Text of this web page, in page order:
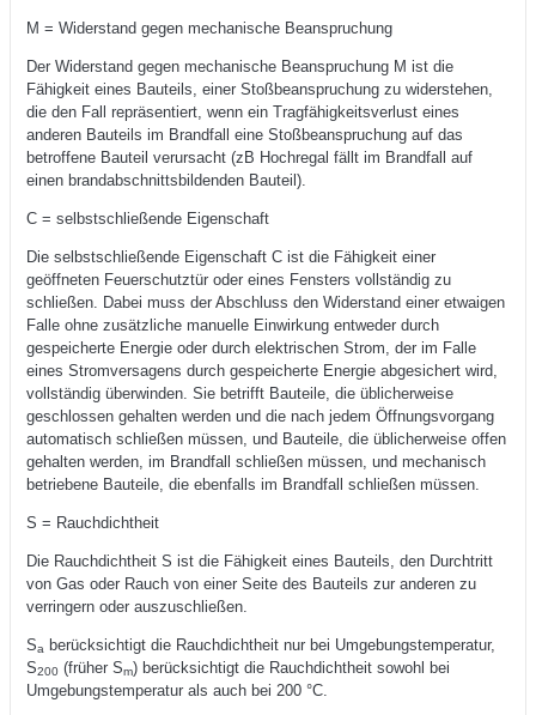
M = Widerstand gegen mechanische Beanspruchung
Der Widerstand gegen mechanische Beanspruchung M ist die
Fähigkeit eines Bauteils, einer Stoßbeanspruchung zu widerstehen,
die den Fall repräsentiert, wenn ein Tragfähigkeitsverlust eines
anderen Bauteils im Brandfall eine Stoßbeanspruchung auf das
betroffene Bauteil verursacht (zB Hochregal fällt im Brandfall auf
einen brandabschnittsbildenden Bauteil).
C = selbstschließende Eigenschaft
Die selbstschließende Eigenschaft C ist die Fähigkeit einer
geöffneten Feuerschutztür oder eines Fensters vollständig zu
schließen. Dabei muss der Abschluss den Widerstand einer etwaigen
Falle ohne zusätzliche manuelle Einwirkung entweder durch
gespeicherte Energie oder durch elektrischen Strom, der im Falle
eines Stromversagens durch gespeicherte Energie abgesichert wird,
vollständig überwinden. Sie betrifft Bauteile, die üblicherweise
geschlossen gehalten werden und die nach jedem Öffnungsvorgang
automatisch schließen müssen, und Bauteile, die üblicherweise offen
gehalten werden, im Brandfall schließen müssen, und mechanisch
betriebene Bauteile, die ebenfalls im Brandfall schließen müssen.
S = Rauchdichtheit
Die Rauchdichtheit S ist die Fähigkeit eines Bauteils, den Durchtritt
von Gas oder Rauch von einer Seite des Bauteils zur anderen zu
verringern oder auszuschließen.
Sa berücksichtigt die Rauchdichtheit nur bei Umgebungstemperatur,
S200(früher Sm) berücksichtigt die Rauchdichtheit sowohl bei
Umgebungstemperatur als auch bei 200 °C.